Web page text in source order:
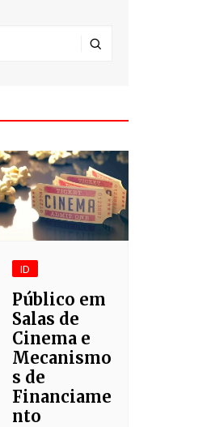
ID
Público em
Salas de
Cinema e
Mecanismo
s de
Financiame
nto